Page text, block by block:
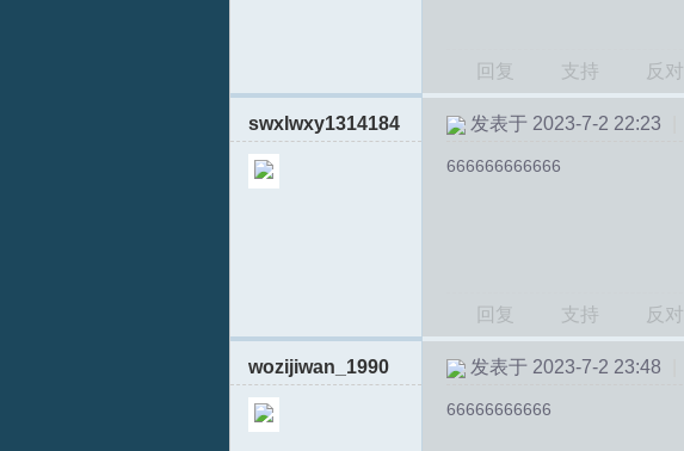
回复 支持 反对
swxlwxy1314184 发表于 2023-7-2 22:23
666666666666
回复 支持 反对
wozijiwan_1990 发表于 2023-7-2 23:48
66666666666